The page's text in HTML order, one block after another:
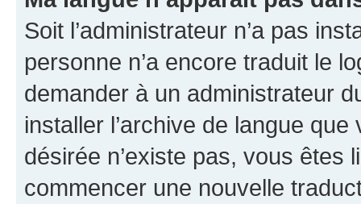
Soit l’administrateur n’a pas
personne n’a encore traduit le
demander à un administrateur
installer l’archive de langue
désirée n’existe pas, vous êtes
commencer une nouvelle